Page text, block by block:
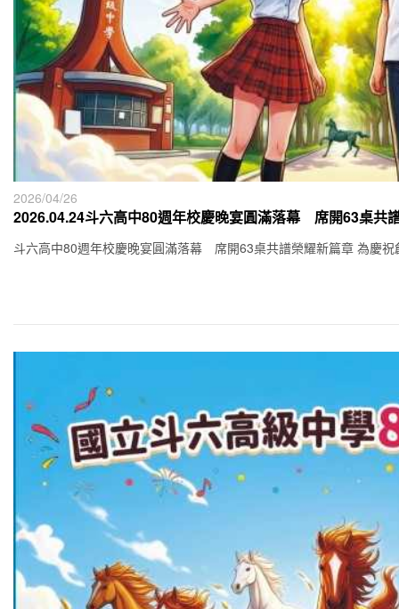
2026/04/26
2026.04.24斗六高中80週年校慶晚宴圓滿落幕 席開63桌共
斗六高中80週年校慶晚宴圓滿落幕 席開63桌共譜榮耀新篇章 為慶祝